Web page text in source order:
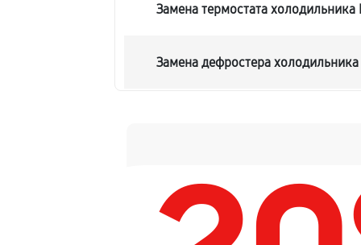
Замена термостата холодильника
Замена дефростера холодильника
Перевешивание дверей